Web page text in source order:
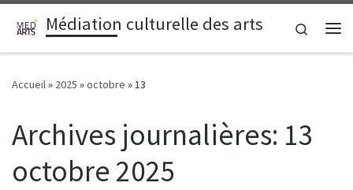
Passer au contenu
Médiation culturelle des arts
Search
Accueil» 2025 »octobre »13
Archives journalières: 13
octobre 2025